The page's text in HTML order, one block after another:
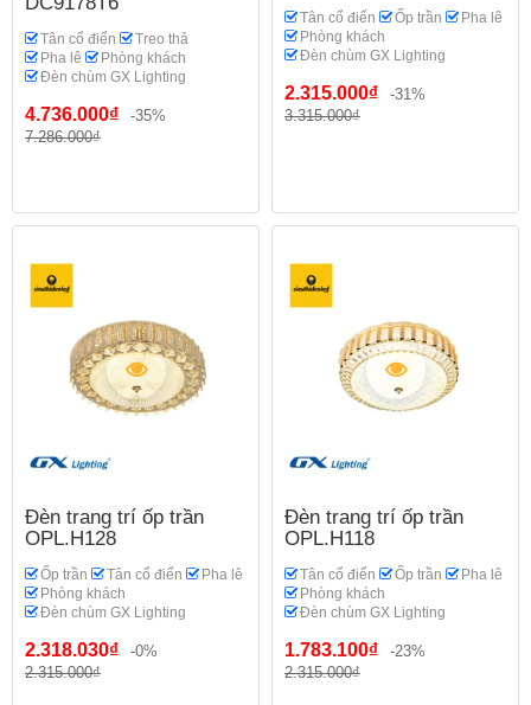
Tân cổ điển
Treo thả
Pha lê
Phòng khách
Đèn chùm GX Lighting
4.736.000₫
-35%
7.286.000₫
Tân cổ điển Ốp trần
Pha lê
Phòng khách
Đèn chùm GX Lighting
2.315.000₫
-31%
3.315.000₫
Đèn trang trí ốp trần
OPL.H128
Ốp trần Tân cổ điển
Pha lê
Phòng khách
Đèn chùm GX Lighting
2.318.030₫
-0%
2.315.000₫
Đèn trang trí ốp trần
OPL.H118
Tân cổ điển Ốp trần
Pha lê
Phòng khách
Đèn chùm GX Lighting
1.783.100₫
-23%
2.315.000₫